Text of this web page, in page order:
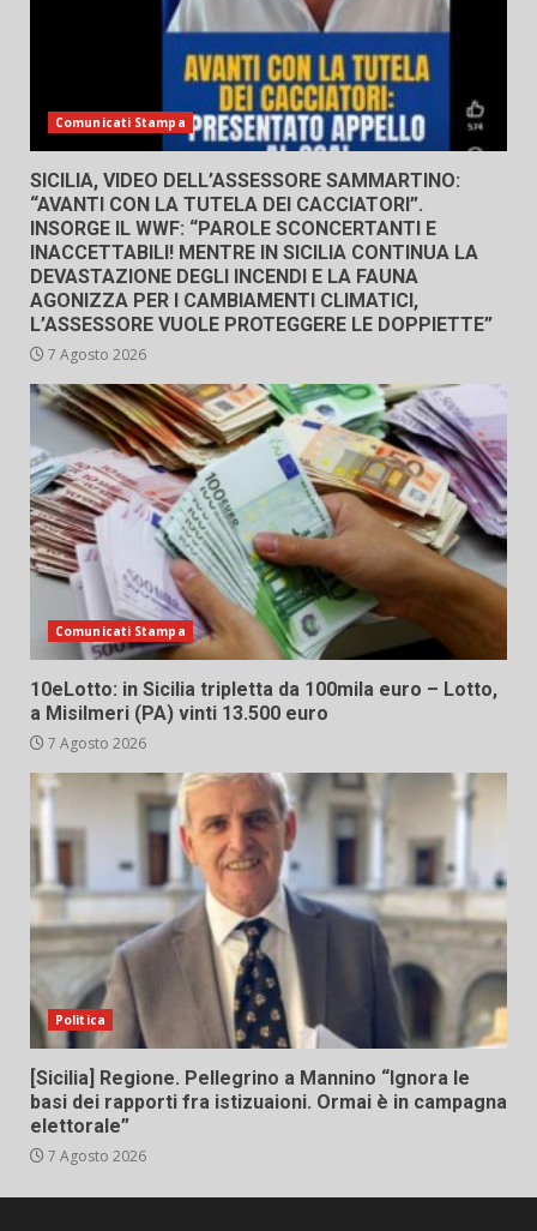
Comunicati Stampa
SICILIA, VIDEO DELL’ASSESSORE SAMMARTINO:
“AVANTI CON LA TUTELA DEI CACCIATORI”.
INSORGE IL WWF: “PAROLE SCONCERTANTI E
INACCETTABILI! MENTRE IN SICILIA CONTINUA LA
DEVASTAZIONE DEGLI INCENDI E LA FAUNA
AGONIZZA PER I CAMBIAMENTI CLIMATICI,
L’ASSESSORE VUOLE PROTEGGERE LE DOPPIETTE”
7 Agosto 2026
Comunicati Stampa
10eLotto: in Sicilia tripletta da 100mila euro – Lotto,
a Misilmeri (PA) vinti 13.500 euro
7 Agosto 2026
Politica
[Sicilia] Regione. Pellegrino a Mannino “Ignora le
basi dei rapporti fra istizuaioni. Ormai è in campagna
elettorale”
7 Agosto 2026